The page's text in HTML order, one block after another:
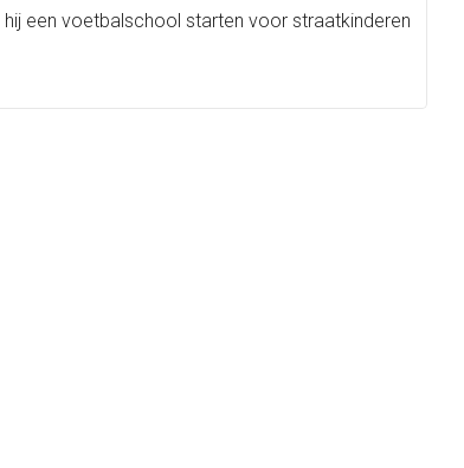
een voetbalschool starten voor straatkinderen